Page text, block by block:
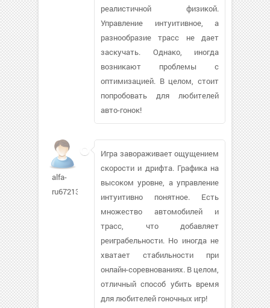
реалистичной физикой.
Управление интуитивное, а
разнообразие трасс не дает
заскучать. Однако, иногда
возникают проблемы с
оптимизацией. В целом, стоит
попробовать для любителей
авто-гонок!
alfa-
ru67213
Игра завораживает ощущением
скорости и дрифта. Графика на
высоком уровне, а управление
интуитивно понятное. Есть
множество автомобилей и
трасс, что добавляет
реиграбельности. Но иногда не
хватает стабильности при
онлайн-соревнованиях. В целом,
отличный способ убить время
для любителей гоночных игр!